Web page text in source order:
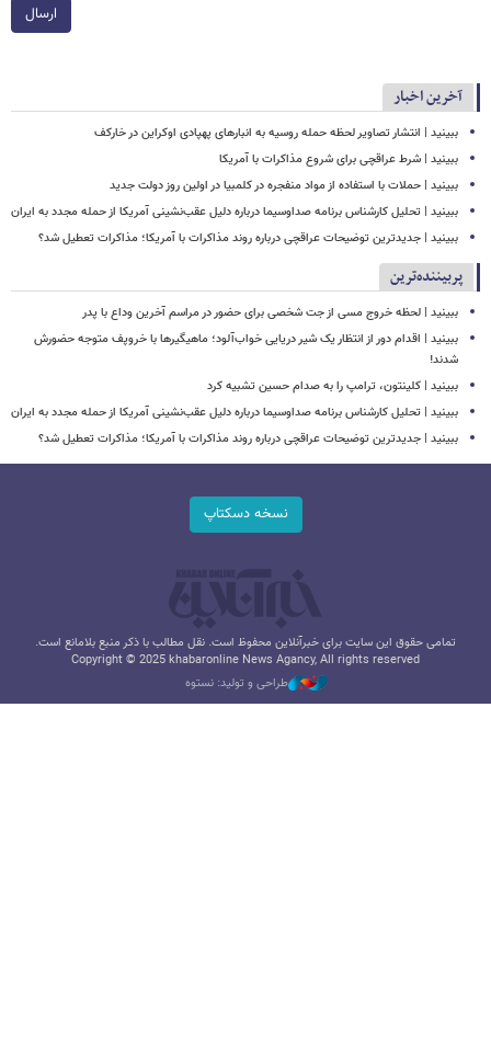
ارسال
آخرین اخبار
ببینید | انتشار تصاویر لحظه حمله روسیه به انبارهای پهپادی اوکراین در خارکف
ببینید | شرط عراقچی برای شروع مذاکرات با آمریکا
ببینید | حملات با استفاده از مواد منفجره در کلمبیا در اولین روز دولت جدید
ببینید | تحلیل کارشناس برنامه صداوسیما درباره دلیل عقب‌نشینی آمریکا از حمله مجدد به ایران
ببینید | جدیدترین توضیحات عراقچی درباره روند مذاکرات با آمریکا؛ مذاکرات تعطیل شد؟
پربیننده‌ترین
ببینید | لحظه خروج مسی از جت شخصی برای حضور در مراسم آخرین وداع با پدر
ببینید | اقدام دور از انتظار یک شیر دریایی خواب‌آلود؛ ماهیگیرها با خروپف متوجه حضورش
شدند!
ببینید | کلینتون، ترامپ را به صدام حسین تشبیه کرد
ببینید | تحلیل کارشناس برنامه صداوسیما درباره دلیل عقب‌نشینی آمریکا از حمله مجدد به ایران
ببینید | جدیدترین توضیحات عراقچی درباره روند مذاکرات با آمریکا؛ مذاکرات تعطیل شد؟
نسخه دسکتاپ
تمامی حقوق این سایت برای خبرآنلاین محفوظ است. نقل مطالب با ذکر منبع بلامانع است.
Copyright © 2025 khabaronline News Agancy, All rights reserved
طراحی و تولید: نستوه